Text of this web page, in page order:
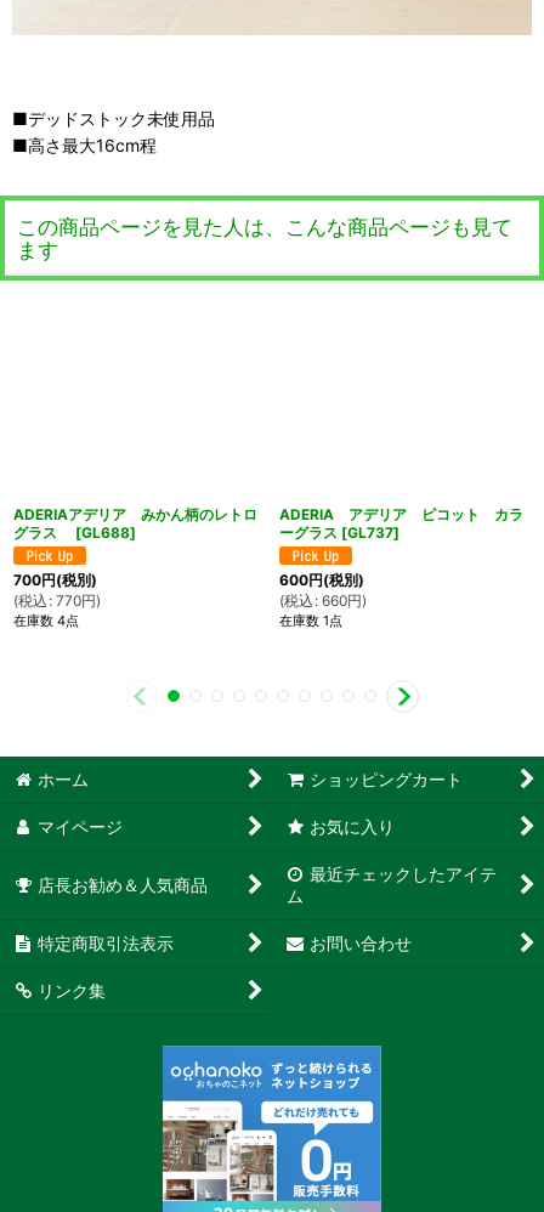
■デッドストック未使用品
■高さ最大16cm程
この商品ページを見た人は、こんな商品ページも見て
ます
ADERIAアデリア みかん柄のレトロ
グラス
[GL688]
700円(税別)
(税込 : 770円)
在庫数 4点
ADERIA アデリア ピコット カラ
ーグラス [GL737]
600円(税別)
(税込 : 660円)
在庫数 1点
ホーム ショッピングカート
マイページ お気に入り
店長お勧め＆人気商品
最近チェックしたアイテ
ム
特定商取引法表示 お問い合わせ
リンク集